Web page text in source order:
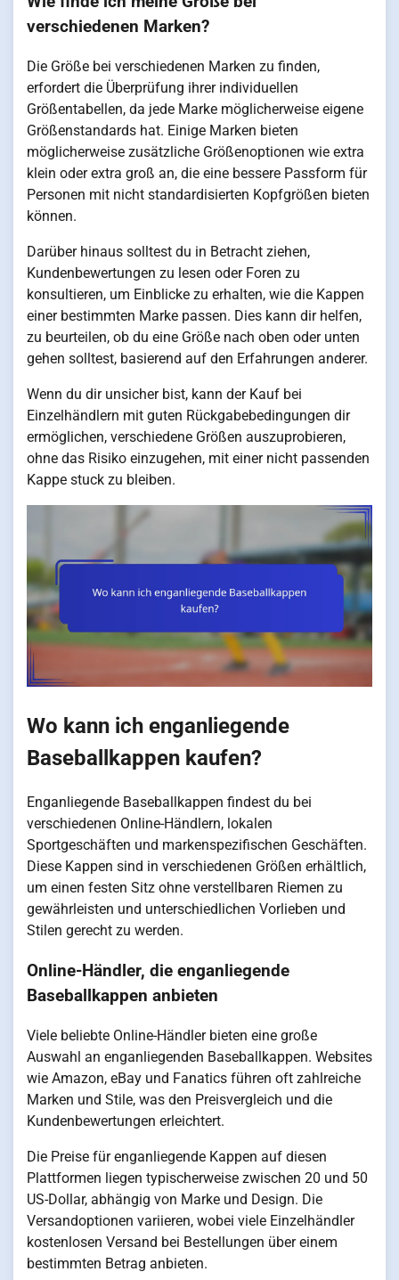
verschiedenen Marken?
Die Größe bei verschiedenen Marken zu finden,
erfordert die Überprüfung ihrer individuellen
Größentabellen, da jede Marke möglicherweise eigene
Größenstandards hat. Einige Marken bieten
möglicherweise zusätzliche Größenoptionen wie extra
klein oder extra groß an, die eine bessere Passform für
Personen mit nicht standardisierten Kopfgrößen bieten
können.
Darüber hinaus solltest du in Betracht ziehen,
Kundenbewertungen zu lesen oder Foren zu
konsultieren, um Einblicke zu erhalten, wie die Kappen
einer bestimmten Marke passen. Dies kann dir helfen,
zu beurteilen, ob du eine Größe nach oben oder unten
gehen solltest, basierend auf den Erfahrungen anderer.
Wenn du dir unsicher bist, kann der Kauf bei
Einzelhändlern mit guten Rückgabebedingungen dir
ermöglichen, verschiedene Größen auszuprobieren,
ohne das Risiko einzugehen, mit einer nicht passenden
Kappe stuck zu bleiben.
Wo kann ich enganliegende
Baseballkappen kaufen?
Enganliegende Baseballkappen findest du bei
verschiedenen Online-Händlern, lokalen
Sportgeschäften und markenspezifischen Geschäften.
Diese Kappen sind in verschiedenen Größen erhältlich,
um einen festen Sitz ohne verstellbaren Riemen zu
gewährleisten und unterschiedlichen Vorlieben und
Stilen gerecht zu werden.
Online-Händler, die enganliegende
Baseballkappen anbieten
Viele beliebte Online-Händler bieten eine große
Auswahl an enganliegenden Baseballkappen. Websites
wie Amazon, eBay und Fanatics führen oft zahlreiche
Marken und Stile, was den Preisvergleich und die
Kundenbewertungen erleichtert.
Die Preise für enganliegende Kappen auf diesen
Plattformen liegen typischerweise zwischen 20 und 50
US-Dollar, abhängig von Marke und Design. Die
Versandoptionen variieren, wobei viele Einzelhändler
kostenlosen Versand bei Bestellungen über einem
bestimmten Betrag anbieten.